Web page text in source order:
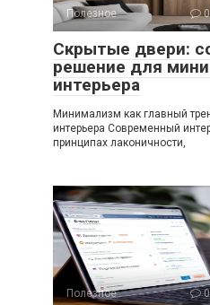
Полезное 0
Скрытые двери:
решение для
интерьера
Минимализм как главный
интерьера Современный
принципах лаконичности,
Полезное 0